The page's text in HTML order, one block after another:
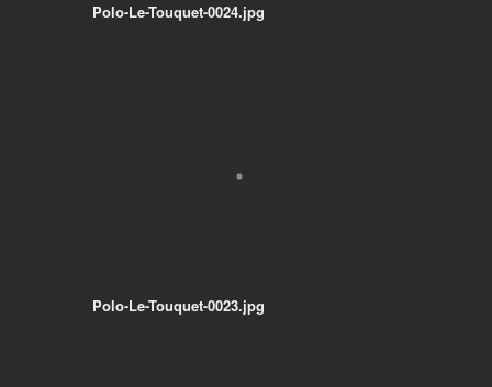
Polo-Le-Touquet-0024.jpg
Polo-Le-Touquet-0023.jpg